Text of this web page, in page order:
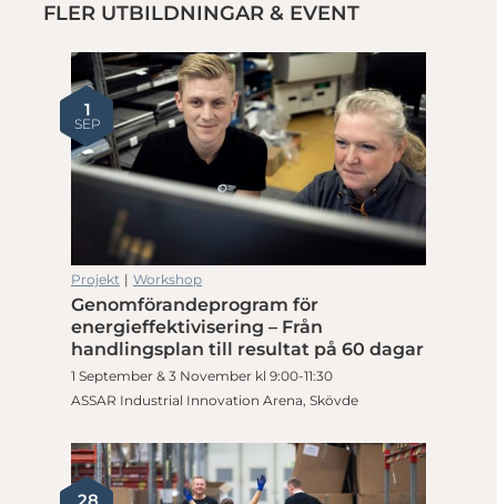
FLER UTBILDNINGAR & EVENT
1
SEP
Projekt | Workshop
Genomförandeprogram för
energieffektivisering – Från
handlingsplan till resultat på 60 dagar
1 September & 3 November kl 9:00-11:30
ASSAR Industrial Innovation Arena, Skövde